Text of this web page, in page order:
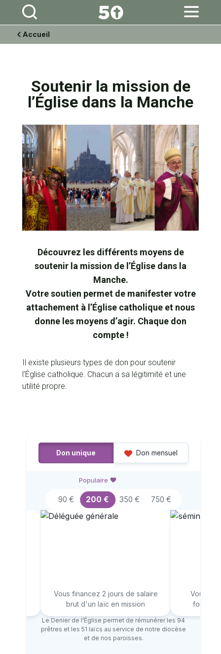
Aller
personnels
Accueil
Soutenir la mission de
l’Église dans la Manche
Découvrez les différents moyens de
soutenir la mission de l’Église dans la
Manche.
Votre soutien permet de manifester votre
attachement à l’Église catholique et nous
donne les moyens d’agir. Chaque don
compte !
Il existe plusieurs types de don pour soutenir
l’Église catholique. Chacun a sa légitimité et une
utilité propre.